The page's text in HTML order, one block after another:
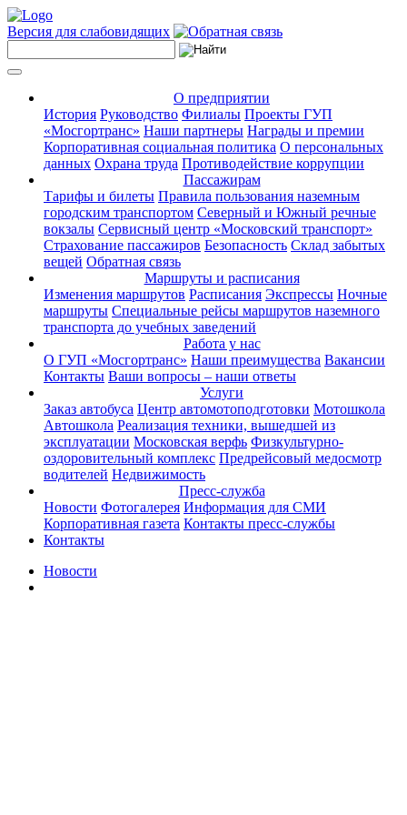
Версия для слабовидящих
О предприятии
История Руководство Филиалы Проекты ГУП
«Мосгортранс» Наши партнеры Награды и премии
Корпоративная социальная политика О персональных
данных Охрана труда Противодействие коррупции
Пассажирам
Тарифы и билеты Правила пользования наземным
городским транспортом Северный и Южный речные
вокзалы Сервисный центр «Московский транспорт»
Страхование пассажиров Безопасность Склад забытых
вещей Обратная связь
Маршруты и расписания
Изменения маршрутов Расписания Экспрессы Ночные
маршруты Специальные рейсы маршрутов наземного
транспорта до учебных заведений
Работа у нас
О ГУП «Мосгортранс» Наши преимущества Вакансии
Контакты Ваши вопросы – наши ответы
Услуги
Заказ автобуса Центр автомотоподготовки Мотошкола
Автошкола Реализация техники, вышедшей из
эксплуатации Московская верфь Физкультурно-
оздоровительный комплекс Предрейсовый медосмотр
водителей Недвижимость
Пресс-служба
Новости Фотогалерея Информация для СМИ
Корпоративная газета Контакты пресс-службы
Контакты
Новости